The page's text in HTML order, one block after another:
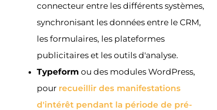
connecteur entre les différents systèmes,
synchronisant les données entre le CRM,
les formulaires, les plateformes
publicitaires et les outils d'analyse.
Typeform ou des modules WordPress,
pour recueillir des manifestations
d'intérêt pendant la période de pré-